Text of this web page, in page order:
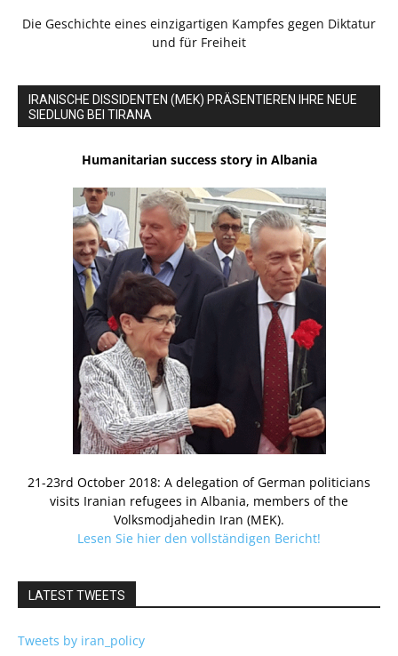
Die Geschichte eines einzigartigen Kampfes gegen Diktatur
und für Freiheit
IRANISCHE DISSIDENTEN (MEK) PRÄSENTIEREN IHRE NEUE
SIEDLUNG BEI TIRANA
Humanitarian success story in Albania
21-23rd October 2018: A delegation of German politicians
visits Iranian refugees in Albania, members of the
Volksmodjahedin Iran (MEK).
Lesen Sie hier den vollständigen Bericht!
LATEST TWEETS
Tweets by iran_policy